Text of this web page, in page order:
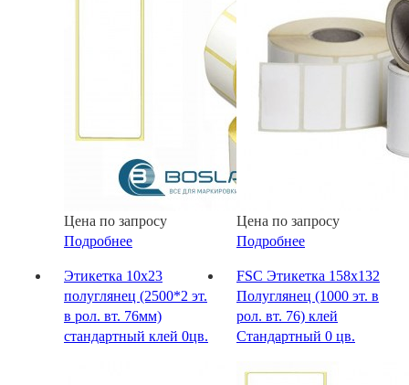
Цена по запросу
Подробнее
Цена по запросу
Подробнее
Этикетка 10х23
полуглянец (2500*2 эт.
в рол. вт. 76мм)
стандартный клей 0цв.
FSC Этикетка 158х132
Полуглянец (1000 эт. в
рол. вт. 76) клей
Стандартный 0 цв.